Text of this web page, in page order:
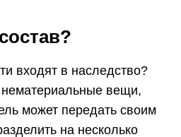
входят в наследство?
вещи,
может передать своим
на несколько